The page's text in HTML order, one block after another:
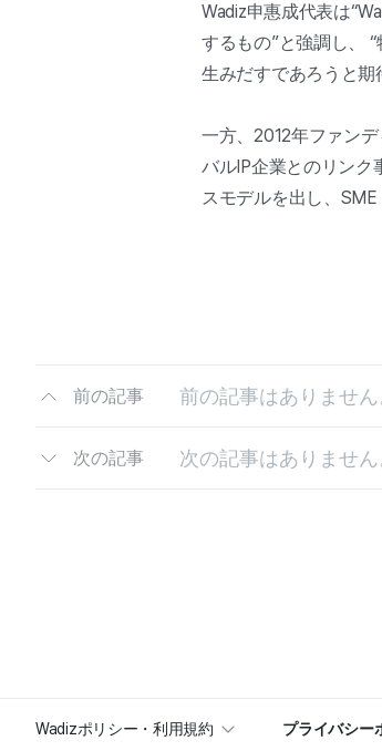
Wadiz申惠成代表は
するもの”と強調し、
生みだすであろうと期
一方、2012年ファン
バルIP企業とのリンク
スモデルを出し、
前の記事 前の記事はありません
次の記事 次の記事はありません
Wadizポリシー・利用規約 プライバシー